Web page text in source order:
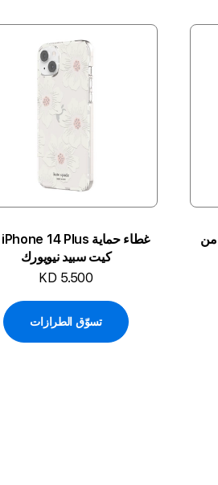
غطاء حماية iPhone 14 Pro من
كيت سبيد نيويورك
KD 5.500
تسوّق الطرازات